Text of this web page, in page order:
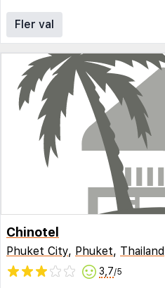
Fler val
Chinotel
Phuket City, Phuket, Thailand
3,7/5